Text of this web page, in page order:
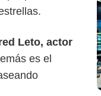
Leto, actor
es el